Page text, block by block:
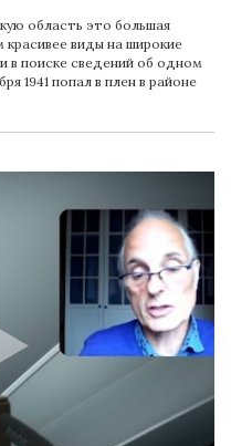
область это большая
виды на широкие
в поиске сведений об одном
1941 попал в плен в районе